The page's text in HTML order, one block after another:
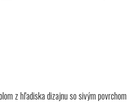
z hľadiska dizajnu so sivým povrchom